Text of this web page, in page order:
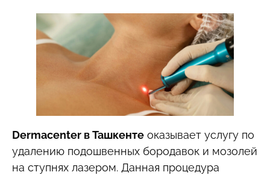
Dermacenter в Ташкенте оказывает услугу по
удалению подошвенных бородавок и мозолей
на ступнях лазером. Данная процедура